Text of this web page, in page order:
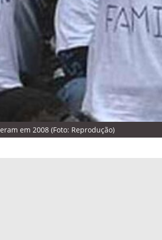
em 2008 (Foto: Reprodução)